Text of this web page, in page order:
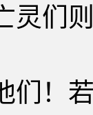
灵们
！若